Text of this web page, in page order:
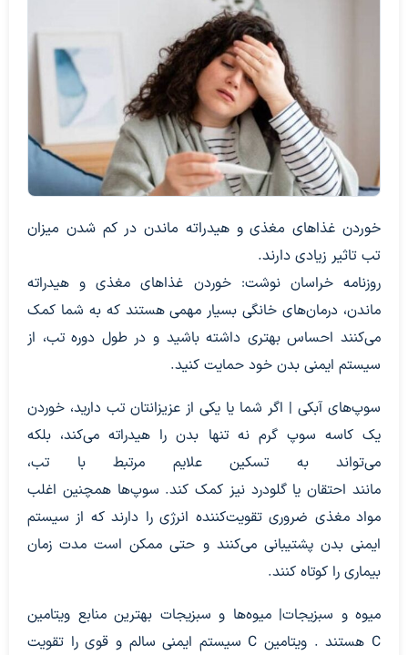
خوردن غذاهای مغذی و هیدراته ماندن در کم شدن میزان
تب تاثیر زیادی دارند.
روزنامه خراسان نوشت: خوردن غذاهای مغذی و هیدراته
ماندن، درمان‌های خانگی بسیار مهمی هستند که به شما کمک
می‌کنند احساس بهتری داشته باشید و در طول دوره تب، از
سیستم ایمنی بدن خود حمایت کنید.
سوپ‌های آبکی | اگر شما یا یکی از عزیزانتان تب دارید، خوردن
یک کاسه سوپ گرم نه تنها بدن را هیدراته می‌کند، بلکه
می‌تواند به تسکین علایم مرتبط با تب،
مانند احتقان یا گلودرد نیز کمک کند. سوپ‌ها همچنین اغلب
مواد مغذی ضروری تقویت‌کننده انرژی را دارند که از سیستم
ایمنی بدن پشتیبانی می‌کنند و حتی ممکن است مدت زمان
بیماری را کوتاه کنند.
میوه و سبزیجات| میوه‌ها و سبزیجات بهترین منابع ویتامین
C هستند . ویتامین C سیستم ایمنی سالم و قوی را تقویت